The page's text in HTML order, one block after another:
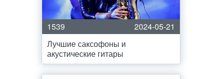
1539
2024-05-21
Лучшие саксофоны и
акустические гитары